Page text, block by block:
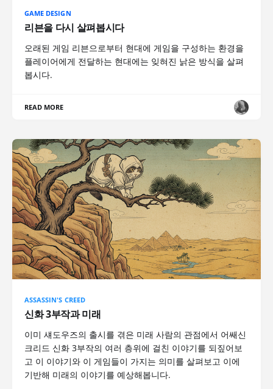
GAME DESIGN
리븐을 다시 살펴봅시다
오래된 게임 리븐으로부터 현대에 게임을 구성하는 환경을
플레이어에게 전달하는 현대에는 잊혀진 낡은 방식을 살펴
봅시다.
READ MORE
ASSASSIN'S CREED
신화 3부작과 미래
이미 섀도우즈의 출시를 겪은 미래 사람의 관점에서 어쌔신
크리드 신화 3부작의 여러 층위에 걸친 이야기를 되짚어보
고 이 이야기와 이 게임들이 가지는 의미를 살펴보고 이에
기반해 미래의 이야기를 예상해봅니다.